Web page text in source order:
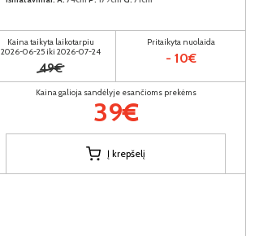
Kaina taikyta laikotarpiu
2026-06-25 iki 2026-07-24
49€
Pritaikyta nuolaida
- 10€
Kaina galioja sandėlyje esančioms prekėms
39€
Į krepšelį